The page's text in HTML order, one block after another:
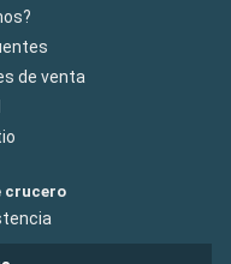
de venta
crucero